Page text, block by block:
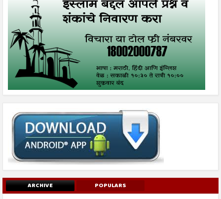
ARCHIVE POPULARS